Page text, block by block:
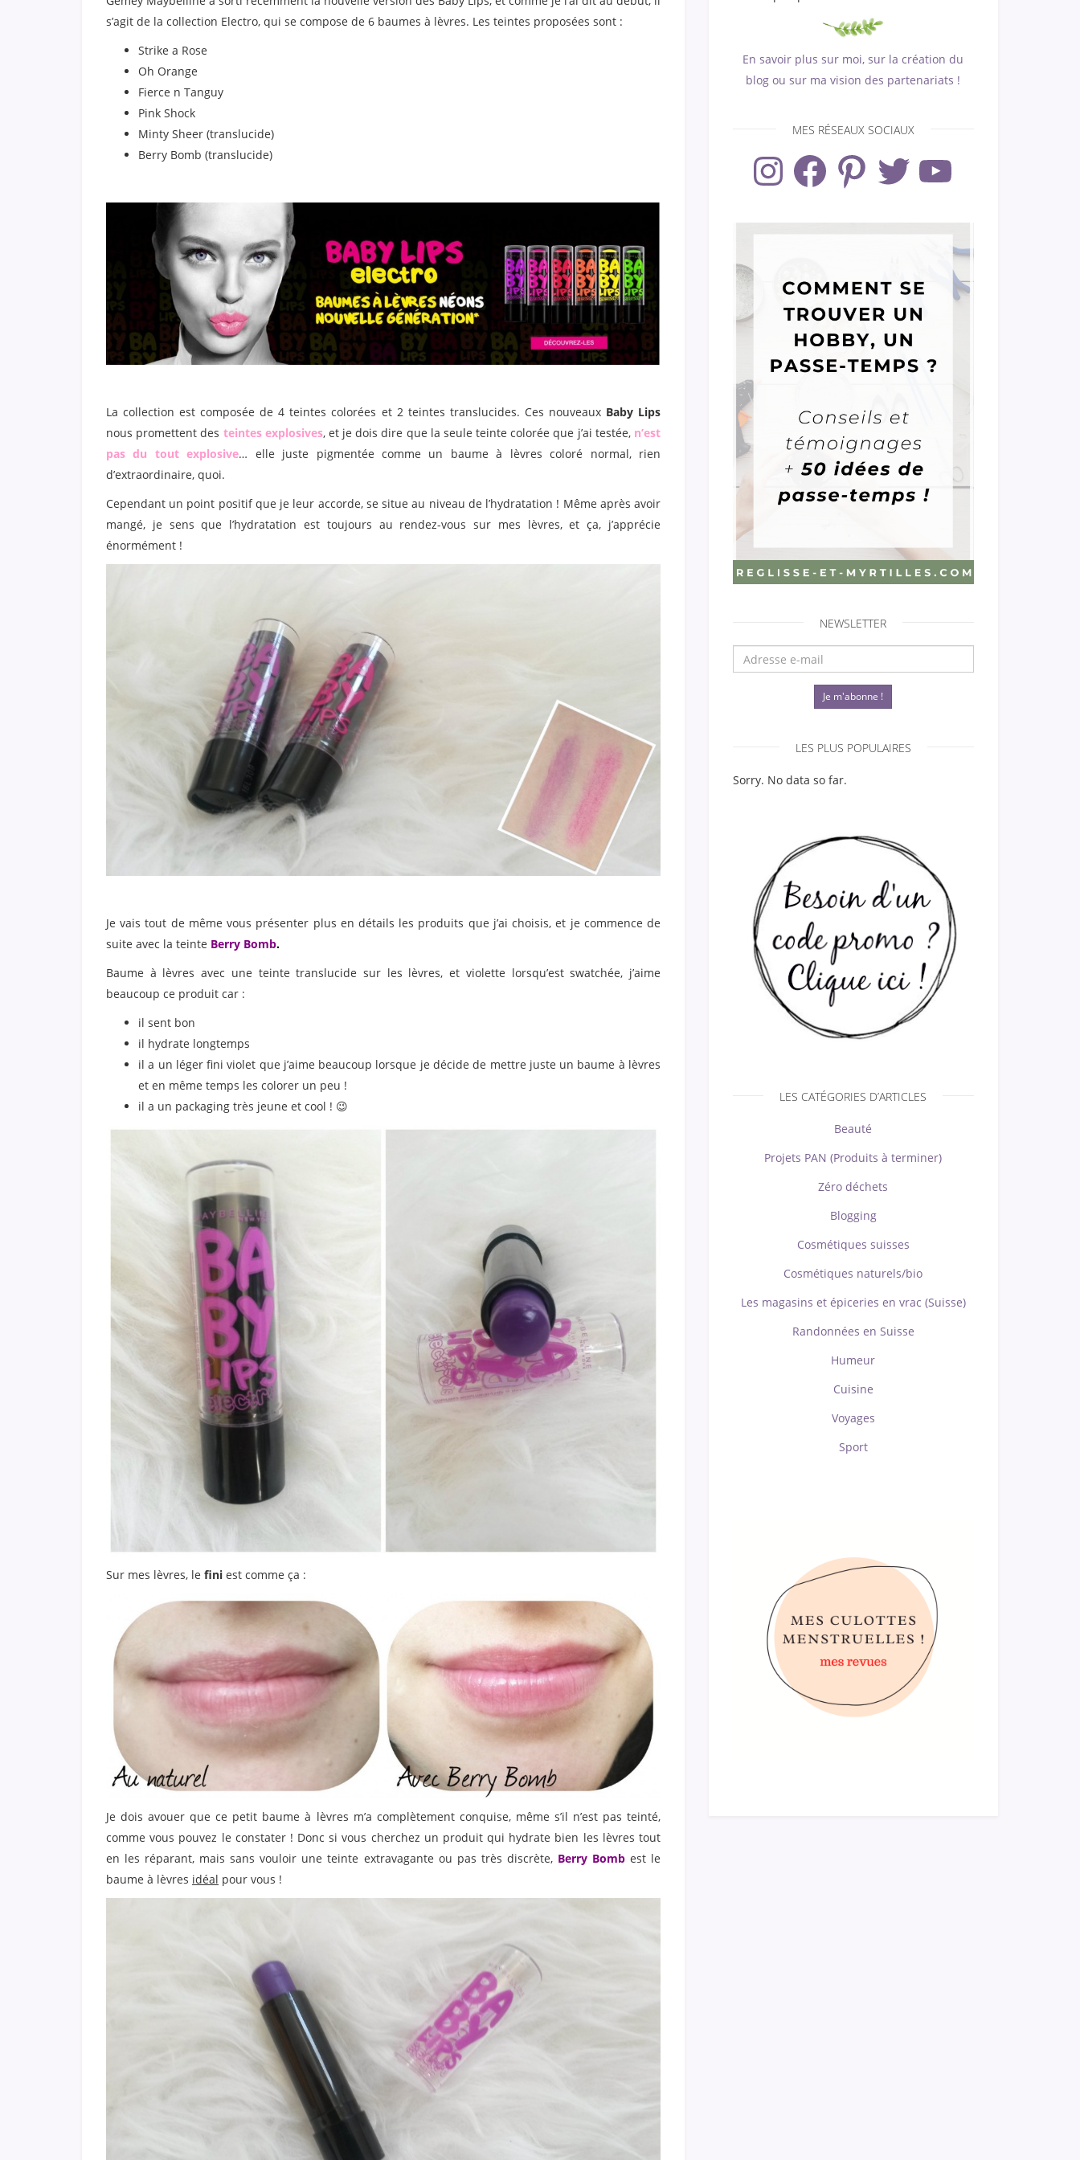
s’agit de la collection Electro, qui se compose de 6 baumes à lèvres. Les teintes proposées sont :
Strike a Rose
Oh Orange
Fierce n Tanguy
Pink Shock
Minty Sheer (translucide)
Berry Bomb (translucide)
La collection est composée de 4 teintes colorées et 2 teintes translucides. Ces nouveauxBaby Lips
nous promettent des teintes explosives, et je dois dire que la seule teinte colorée que j’ai testée, n’est
pas du tout explosive… elle juste pigmentée comme un baume à lèvres coloré normal, rien
d’extraordinaire, quoi.
Cependant un point positif que je leur accorde, se situe au niveau de l’hydratation ! Même après avoir
mangé, je sens que l’hydratation est toujours au rendez-vous sur mes lèvres, et ça, j’apprécie
énormément !
Je vais tout de même vous présenter plus en détails les produits que j’ai choisis, et je commence de
suite avec la teinte Berry Bomb.
Baume à lèvres avec une teinte translucide sur les lèvres, et violette lorsqu’est swatchée, j’aime
beaucoup ce produit car :
il sent bon
il hydrate longtemps
il a un léger fini violet que j’aime beaucoup lorsque je décide de mettre juste un baume à lèvres
et en même temps les colorer un peu !
il a un packaging très jeune et cool ! 😉
Sur mes lèvres, le fini est comme ça :
Je dois avouer que ce petit baume à lèvres m’a complètement conquise, même s’il n’est pas teinté,
comme vous pouvez le constater ! Donc si vous cherchez un produit qui hydrate bien les lèvres tout
en les réparant, mais sans vouloir une teinte extravagante ou pas très discrète, Berry Bombest le
baume à lèvres idéal pour vous !
En savoir plus sur moi, sur la création du
blog ou sur ma vision des partenariats !
MES RÉSEAUX SOCIAUX
InstagramFacebook PinterestTwitter YouTube
NEWSLETTER
Je m'abonne !
LES PLUS POPULAIRES
Sorry. No data so far.
LES CATÉGORIES D’ARTICLES
Beauté
Projets PAN (Produits à terminer)
Zéro déchets
Blogging
Cosmétiques suisses
Cosmétiques naturels/bio
Les magasins et épiceries en vrac (Suisse)
Randonnées en Suisse
Humeur
Cuisine
Voyages
Sport